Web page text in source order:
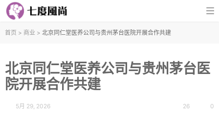
首页 > 商业 > 北京同仁堂医养公司与贵州茅台医院开展合作共建
北京同仁堂医养公司与贵州茅台医
院开展合作共建
5月 29, 2026 26 0